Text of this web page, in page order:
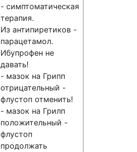
- симптоматическая
терапия.
Из антипиретиков -
парацетамол.
Ибупрофен не
давать!
- мазок на Грипп
отрицательный -
флустоп отменить!
- мазок на Грилп
положительный -
флустоп
продолжать